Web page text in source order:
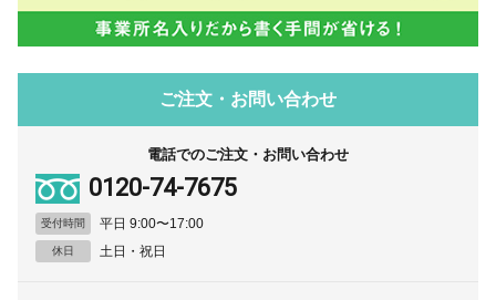
ご注文・お問い合わせ
電話でのご注文・お問い合わせ
0120-74-7675
受付時間 平日 9:00〜17:00
休日 土日・祝日